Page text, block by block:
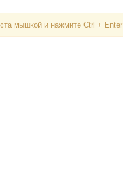
мышкой и нажмите Ctrl + Enter